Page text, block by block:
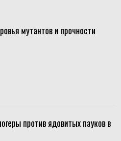
мутантов и прочности
против ядовитых пауков в